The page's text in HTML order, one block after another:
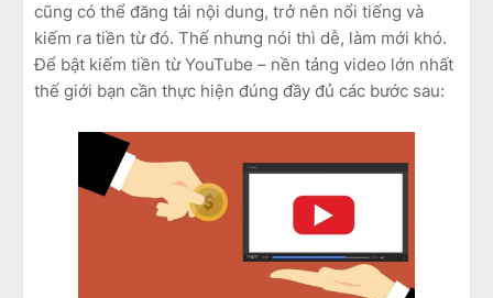
cũng có thể đăng tải nội dung, trở nên nổi tiếng và
kiếm ra tiền từ đó. Thế nhưng nói thì dễ, làm mới khó.
Để bật kiếm tiền từ YouTube – nền tảng video lớn nhất
thế giới bạn cần thực hiện đúng đầy đủ các bước sau: